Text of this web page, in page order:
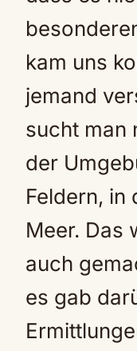
kam uns
jemand
sucht man
der
Feldern, in
Meer. Das
auch
es gab